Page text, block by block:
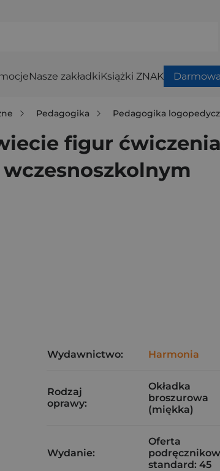
Nasze zakładkiKsiążki ZNAK
Pedagogika Pedagogika
figur
Wydawnictwo: Harmonia
Rodzaj
oprawy:
Okładka
broszurowa
(miękka)
Wydanie:
Oferta
standard: 45